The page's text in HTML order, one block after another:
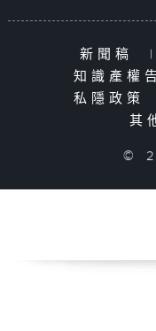
新聞稿 |
知識產權
私隱政策
其
©